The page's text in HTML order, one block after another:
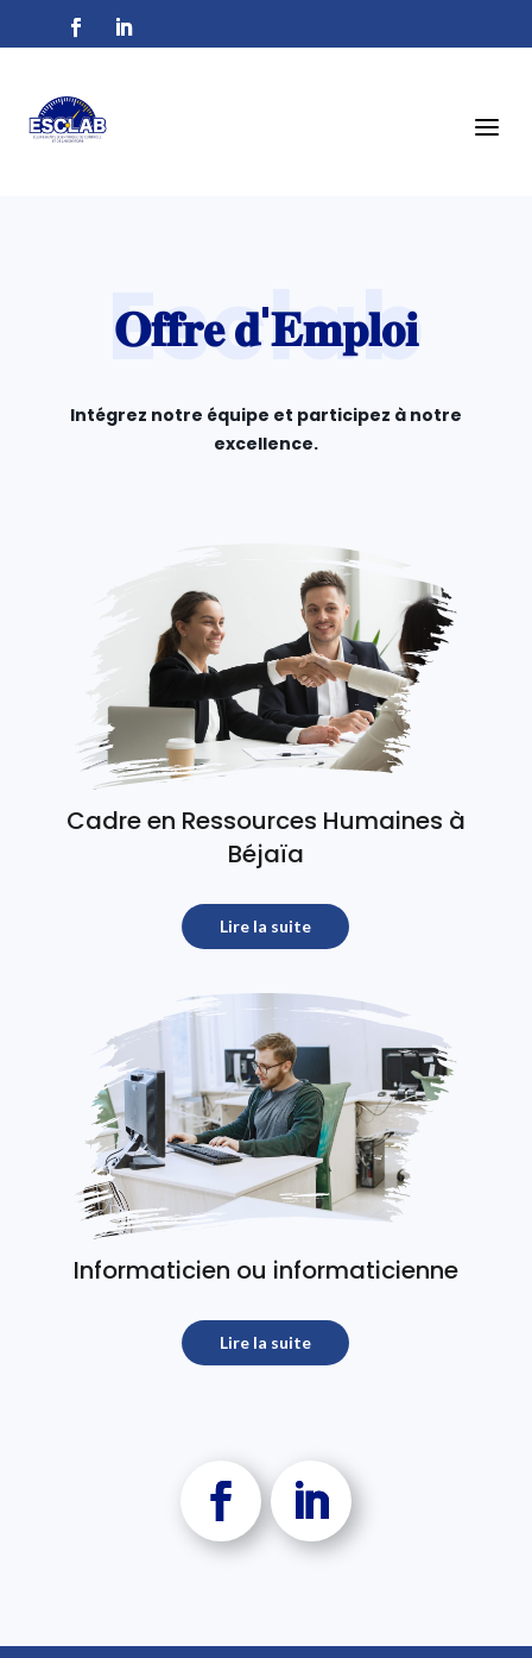
a
𝐎𝐟𝐟𝐫𝐞 𝐝'𝐄𝐦𝐩𝐥𝐨𝐢
Intégrez notre équipe et participez à notre
excellence.
Cadre en Ressources Humaines à
Béjaïa
Lire la suite
Informaticien ou informaticienne
Lire la suite